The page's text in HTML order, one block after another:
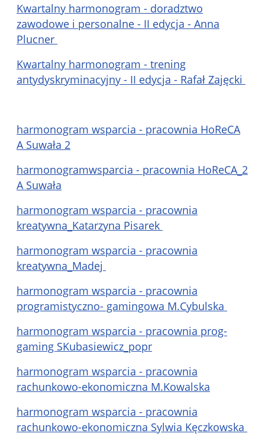
Kwartalny harmonogram - doradztwo
zawodowe i personalne - II edycja - Anna
Plucner
Kwartalny harmonogram - trening
antydyskryminacyjny - II edycja - Rafał Zajęcki
harmonogram wsparcia - pracownia HoReCA
A Suwała 2
harmonogramwsparcia - pracownia HoReCA_2
A Suwała
harmonogram wsparcia - pracownia
kreatywna_Katarzyna Pisarek
harmonogram wsparcia - pracownia
kreatywna_Madej
harmonogram wsparcia - pracownia
programistyczno- gamingowa M.Cybulska
harmonogram wsparcia - pracownia prog-
gaming SKubasiewicz_popr
harmonogram wsparcia - pracownia
rachunkowo-ekonomiczna M.Kowalska
harmonogram wsparcia - pracownia
rachunkowo-ekonomiczna Sylwia Kęczkowska